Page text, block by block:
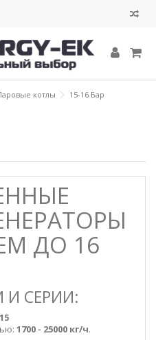
котлы 15-16 Бар
ДО 16
И СЕРИИ:
1700 - 25000 кг/ч.